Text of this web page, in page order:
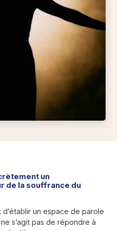
un
de la souffrance du
un espace de parole
s’agit pas de répondre à